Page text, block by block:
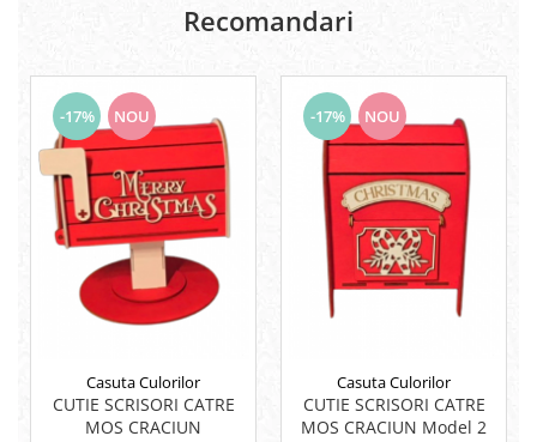
Recomandari
-17% NOU
Casuta Culorilor
CUTIE SCRISORI CATRE
MOS CRACIUN
-17% NOU
Casuta Culorilor
CUTIE SCRISORI CATRE
MOS CRACIUN Model 2